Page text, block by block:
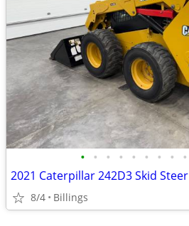
• • • • • • • • •
2021 Caterpillar 242D3 Skid Steer
8/4 Billings